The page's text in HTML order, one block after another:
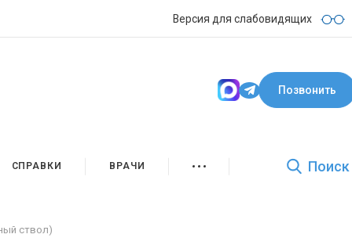
Версия для слабовидящих
Позвонить
СПРАВКИ ВРАЧИ Поиск
ствол)